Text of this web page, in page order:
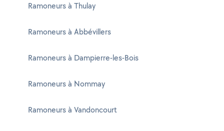
Ramoneurs à Thulay
Ramoneurs à Abbévillers
Ramoneurs à Dampierre-les-Bois
Ramoneurs à Nommay
Ramoneurs à Vandoncourt